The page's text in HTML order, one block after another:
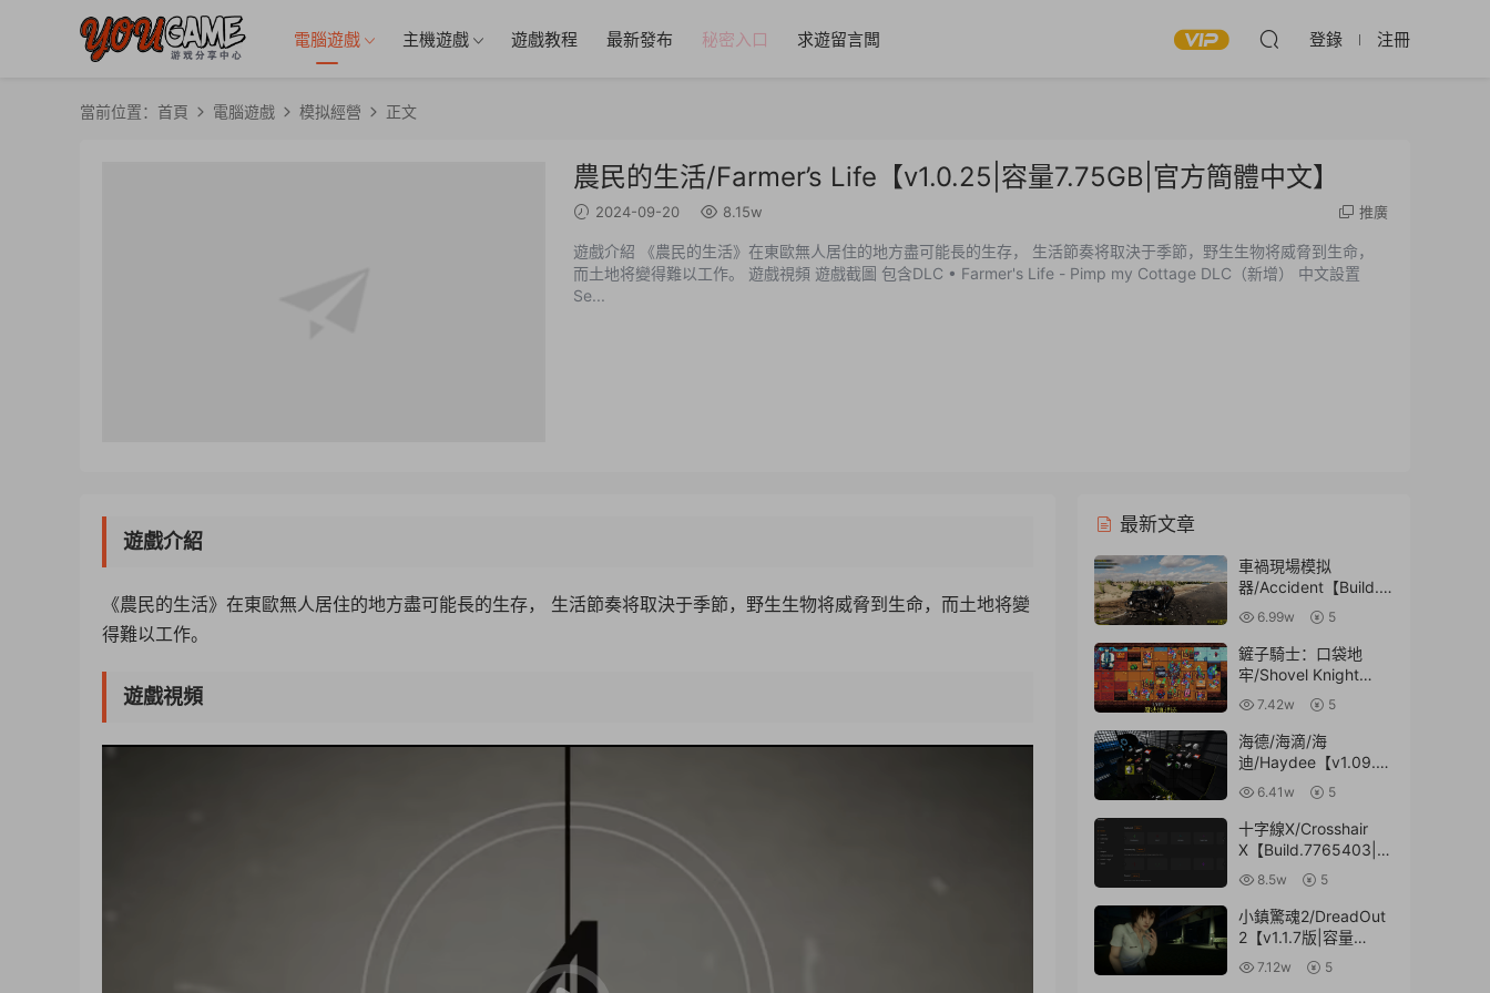
電腦遊戲 主機遊戲 遊戲教程 最新發布 秘密入口 求遊留言闆 登錄 注冊
當前位置： 首頁 電腦遊戲 模拟經營 正文
農民的生活/Farmer’s Life【v1.0.25|容量7.75GB|官方簡體中文】
2024-09-20 8.15w 推廣
遊戲介紹 《農民的生活》在東歐無人居住的地方盡可能長的生存， 生活節奏将取決于季節，野生生物将威脅到生命，
而土地将變得難以工作。 遊戲視頻 遊戲截圖 包含DLC • Farmer's Life - Pimp my Cottage DLC（新增） 中文設置
Se...
遊戲介紹
《農民的生活》在東歐無人居住的地方盡可能長的生存， 生活節奏将取決于季節，野生生物将威脅到生命，而土地将變
得難以工作。
遊戲視頻
最新文章
車禍現場模拟
器/Accident【Build.7
388897|容量17.1GB|
官方簡體中文】
6.99w 5
鏟子騎士：口袋地
牢/Shovel Knight
Pocket
Dungeon【v1.1.2|容
量315MB|官方簡體中
文】
7.42w 5
海德/海滴/海
迪/Haydee【v1.09.11
|容量660MB|官方簡
體中文|贈多項修改
器】
6.41w 5
十字線X/Crosshair
X【Build.7765403|容
量537MB|官方簡體中
文】
8.5w 5
小鎮驚魂2/DreadOut
2【v1.1.7版|容量
16.8GB|官方簡體中
文|贈多項修改器】
7.12w 5